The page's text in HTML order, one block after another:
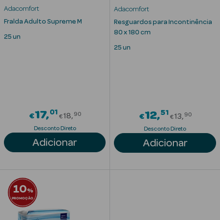
Esfoliantes
Bronzeadores
Cuidados de
Cuidados de
Pés
Massajadores
Adacomfort
Fralda Adulto Supreme M
25 un
€17 01Price reduced from
€18 90
Desconto Direto
Adicionar
Adacomfort
Resguardos para Incontinência
80 x 180 cm
25 un
€12 51Price
€13 90
Desconto Direto
Adicionar
10%
PROMOÇÃO